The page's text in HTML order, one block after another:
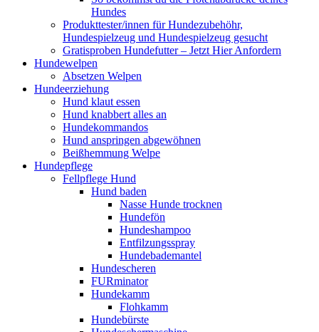
Hundes
Produkttester/innen für Hundezubehöhr,
Hundespielzeug und Hundespielzeug gesucht
Gratisproben Hundefutter – Jetzt Hier Anfordern
Hundewelpen
Absetzen Welpen
Hundeerziehung
Hund klaut essen
Hund knabbert alles an
Hundekommandos
Hund anspringen abgewöhnen
Beißhemmung Welpe
Hundepflege
Fellpflege Hund
Hund baden
Nasse Hunde trocknen
Hundefön
Hundeshampoo
Entfilzungsspray
Hundebademantel
Hundescheren
FURminator
Hundekamm
Flohkamm
Hundebürste